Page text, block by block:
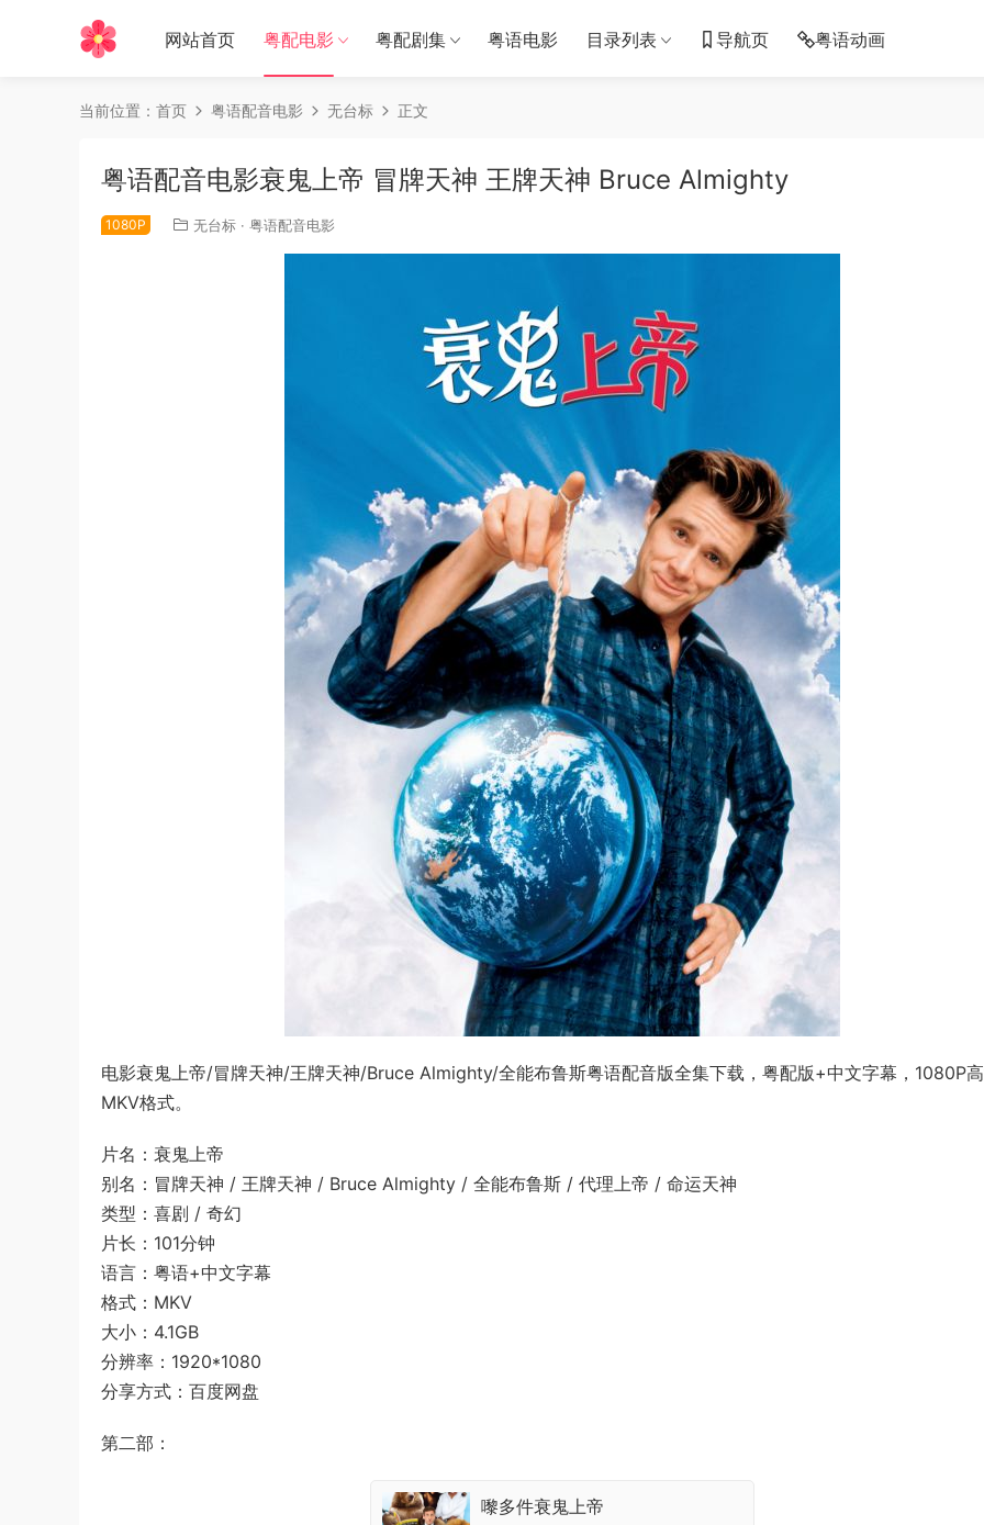
网站首页 粤配电影 粤配剧集 粤语电影 目录列表 导航页 粤语动画
当前位置： 首页 粤语配音电影 无台标 正文
粤语配音电影衰鬼上帝 冒牌天神 王牌天神 Bruce Almighty
1080P 无台标 · 粤语配音电影
电影衰鬼上帝/冒牌天神/王牌天神/Bruce Almighty/全能布鲁斯粤语配音版全集下载，粤配版+中文字幕，1080P
MKV格式。
片名：衰鬼上帝
别名：冒牌天神 / 王牌天神 / Bruce Almighty / 全能布鲁斯 / 代理上帝 / 命运天神
类型：喜剧 / 奇幻
片长：101分钟
语言：粤语+中文字幕
格式：MKV
大小：4.1GB
分辨率：1920*1080
分享方式：百度网盘
第二部：
嚟多件衰鬼上帝